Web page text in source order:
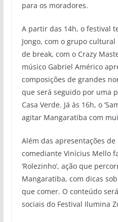
para os moradores.
A partir das 14h, o festival
Jongo, com o grupo
de break, com o Crazy
músico Gabriel Américo
composições de grandes
que será seguido por uma
Casa Verde. Já às 16h, o
agitar Mangaratiba com
Além das apresentações
comediante Vinícius Mello
‘Rolezinho’, ação que
Mangaratiba, com dicas
que comer. O conteúdo
sociais do Festival Ilumina